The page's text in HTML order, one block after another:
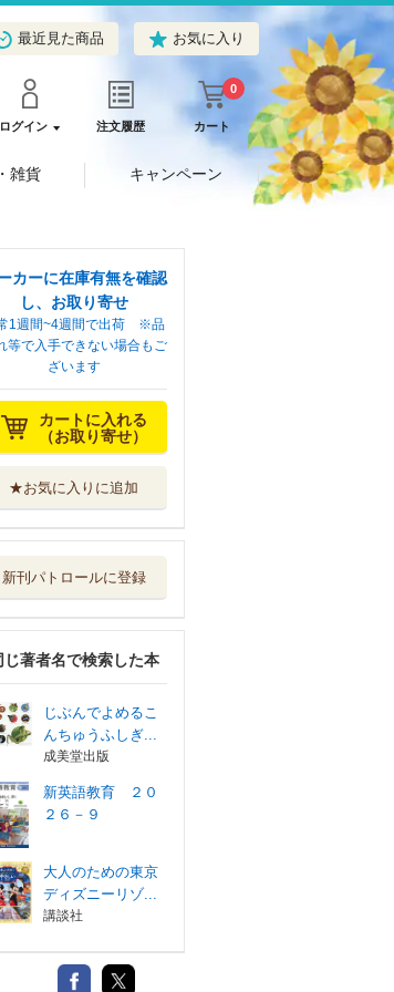
最近見た商品 お気に入り
ログイン 注文履歴 カート
0
雑貨 キャンペーン
カーに在庫有無を確認
し、お取り寄せ
1週間~4週間で出荷 ※品
等で入手できない場合もご
ざいます
カートに入れる
（お取り寄せ）
★お気に入りに追加
新刊パトロールに登録
じ著者名で検索した本
じぶんでよめるこ
んちゅうふしぎ...
成美堂出版
新英語教育 ２０
２６－９
大人のための東京
ディズニーリゾ...
講談社